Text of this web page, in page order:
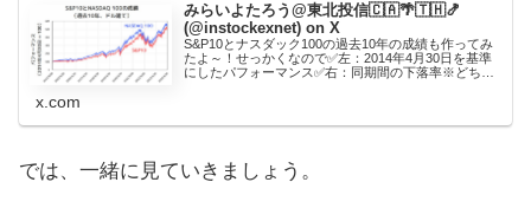
みらいよたろう@東北投信🇨🇦🌴🇹🇭🍤
(@instockexnet) on X
S&P10とナスダック100の過去10年の成績も作ってみ
たよ～！せっかくなので✅左：2014年4月30日を基準
にしたパフォーマンス✅右：同期間の下落率※どちら
x.com
では、一緒に見ていきましょう。